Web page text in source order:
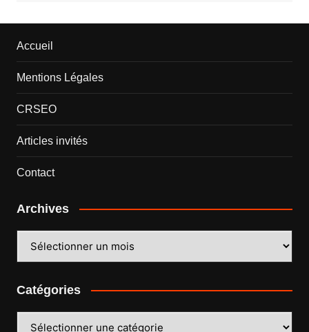
Accueil
Mentions Légales
CRSEO
Articles invités
Contact
Archives
Catégories